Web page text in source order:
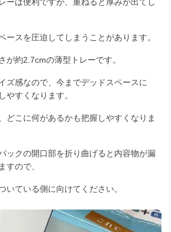
ースを圧迫してしまうことがあります。
が約2.7cmの薄型トレーです。
ズ感なので、今までデッドスペースに
やすくなります。
どこに何があるかも把握しやすくなりま
ックの開口部を折り曲げると内容物が漏
すので、
いている側に向けてください。